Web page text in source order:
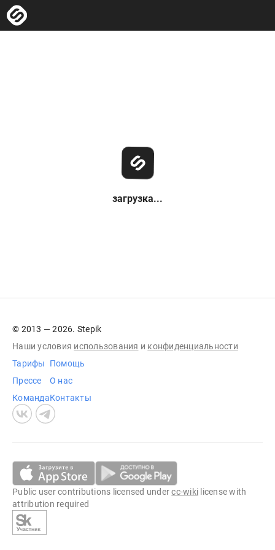
загрузка...
© 2013 — 2026. Stepik
Наши условия использования и конфиденциальности
Тарифы
Прессе
Команда
Помощь
О нас
Контакты
Public user contributions licensed undercc-wiki license with
attribution required